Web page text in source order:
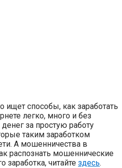
ищет способы, как заработать
легко, много и без
за простую работу
таким заработком
А мошенничества в
распознать мошеннические
заработка, читайте здесь.